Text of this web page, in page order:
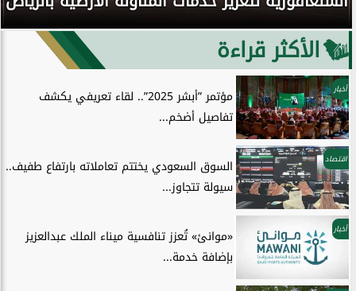
الأكثر قراءة
أخبار
مؤتمر ”أبشر 2025”.. لقاء تعريفي يكشف
تفاصيل أضخم...
اقتصاد
السوق السعودي يختتم تعاملاته بارتفاع طفيف..
سيولة تتجاوز...
أخبار
«موانئ» تُعزز تنافسية ميناء الملك عبدالعزيز
بإضافة خدمة...